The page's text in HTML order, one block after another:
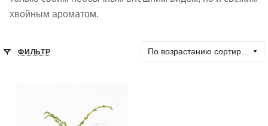
хвойным ароматом.
ФИЛЬТР